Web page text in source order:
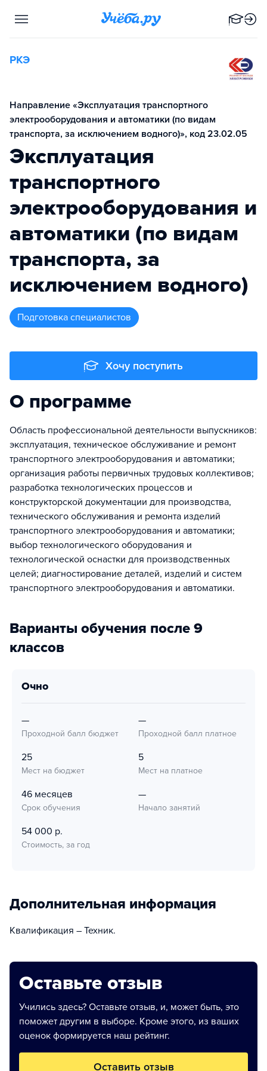
РКЭ
Направление «Эксплуатация транспортного
электрооборудования и автоматики (по видам
транспорта, за исключением водного)», код 23.02.05
Эксплуатация
транспортного
электрооборудования и
автоматики (по видам
транспорта, за
исключением водного)
подготовка специалистов
Хочу поступить
О программе
Область профессиональной деятельности выпускников:
эксплуатация, техническое обслуживание и ремонт
транспортного электрооборудования и автоматики;
организация работы первичных трудовых коллективов;
разработка технологических процессов и
конструкторской документации для производства,
технического обслуживания и ремонта изделий
транспортного электрооборудования и автоматики;
выбор технологического оборудования и
технологической оснастки для производственных
целей; диагностирование деталей, изделий и систем
транспортного электрооборудования и автоматики.
Варианты обучения после 9
классов
очно
—
Проходной балл бюджет
—
Проходной балл платное
25
Мест на бюджет
5
Мест на платное
46 месяцев
Срок обучения
—
Начало занятий
54 000 р.
Стоимость, за год
Дополнительная информация
Квалификация – Техник.
Оставьте отзыв
Учились здесь? Оставьте отзыв, и, может быть, это
поможет другим в выборе. Кроме этого, из ваших
оценок формируется наш рейтинг.
Оставить отзыв